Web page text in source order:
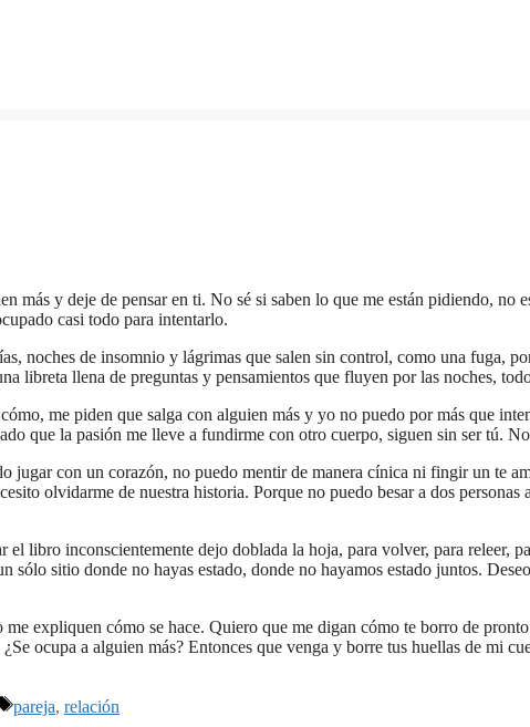
más y deje de pensar en ti. No sé si saben lo que me están pidiendo,
casi todo para intentarlo.
noches de insomnio y lágrimas que salen sin control, como una fuga,
libreta llena de preguntas y pensamientos que fluyen por las noches,
me piden que salga con alguien más y yo no puedo por más que
que la pasión me lleve a fundirme con otro cuerpo, siguen sin ser tú.
jugar con un corazón, no puedo mentir de manera cínica ni fingir un te
olvidarme de nuestra historia. Porque no puedo besar a dos
el libro inconscientemente dejo doblada la hoja, para volver, para
sólo sitio donde no hayas estado, donde no hayamos estado juntos.
expliquen cómo se hace. Quiero que me digan cómo te borro de
ocupa a alguien más? Entonces que venga y borre tus huellas de mi
Etiquetas
pareja, relación